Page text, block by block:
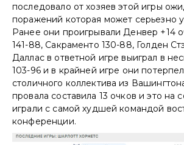
последовало от хозяев этой игры
поражений которая может серьезно
Ранее они проигрывали Денвер +14
141-88, Сакраменто 130-88, Голден
Даллас в ответной игре выиграл в
103-96 и в крайней игре они
столичного коллектива из
провала составила 13 очков и это на
играли с самой худшей командой
конференции.